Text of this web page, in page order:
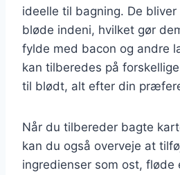
ideelle til bagning. De
bløde indeni, hvilket gør
fylde med bacon og andre
kan tilberedes på
til blødt, alt efter din
Når du tilbereder bagte
kan du også overveje at
ingredienser som ost, fløde